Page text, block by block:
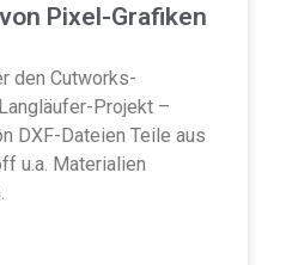
Pixel-Grafiken
den Cutworks-
Projekt –
DXF-Dateien Teile aus
u.a. Materialien